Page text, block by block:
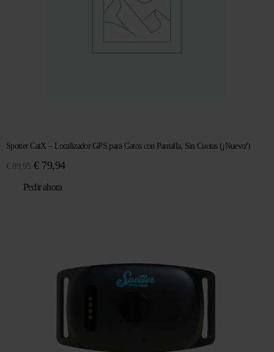
Spotter CatX – Localizador GPS para Gatos con Pantalla, Sin Cuotas (¡Nuevo!)
€ 89,95 El
original
€79,94El
Pedir ahora